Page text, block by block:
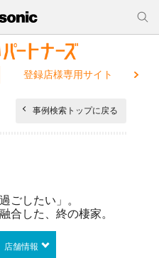
登録店様専用サイト
事例検索トップに戻る
ごしたい」。
合した、終の棲家。
店舗情報